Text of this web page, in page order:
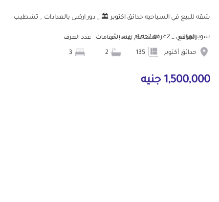
شقه للبيع في السياحيه حدائق اكتوبر 🏛️ _ دور ارضى بالعدادات _ تشطيب
سوبر لوكس _ 2غرفة 2حمام ريسبش...
الموقع
حدائق أكتوبر
المساحة عدد الحمامات عدد الغرف
1,500,000 جنيه